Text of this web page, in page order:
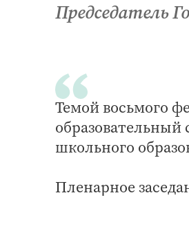
Председатель
Темой восьмого
образовательный
школьного
Пленарное